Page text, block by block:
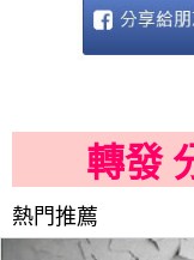
轉發
熱門推薦